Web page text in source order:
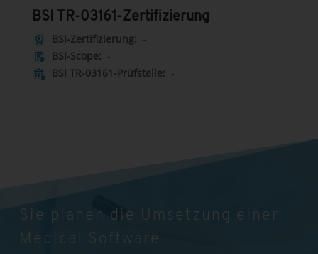
BSI TR-03161-Zertifizierung
license
BSI-Zertifizierung: -
other_admission BSI-Scope: -
assured_workload BSI TR-03161-Prüfstelle: -
Sie planen die Umsetzung einer
Medical Software